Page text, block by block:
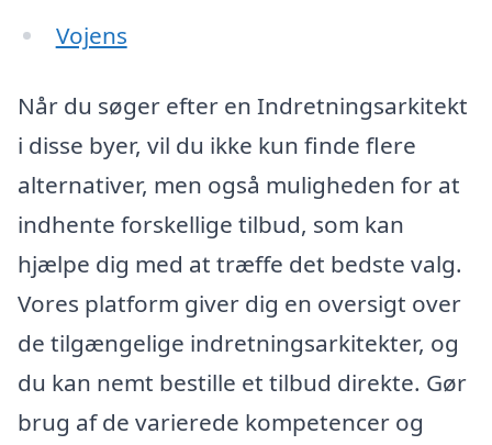
Vojens
Når du søger efter en Indretningsarkitekt
i disse byer, vil du ikke kun finde flere
alternativer, men også muligheden for at
indhente forskellige tilbud, som kan
hjælpe dig med at træffe det bedste valg.
Vores platform giver dig en oversigt over
de tilgængelige indretningsarkitekter, og
du kan nemt bestille et tilbud direkte. Gør
brug af de varierede kompetencer og